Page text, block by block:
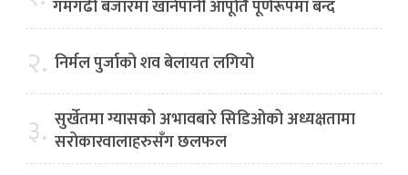
गमगढी बजारमा खानेपानी आपूर्ति पूर्णरूपमा बन्द
२. निर्मल पुर्जाको शव बेलायत लगियो
३. सुर्खेतमा ग्यासको अभावबारे सिडिओको अध्यक्षतामा
सरोकारवालाहरुसँग छलफल